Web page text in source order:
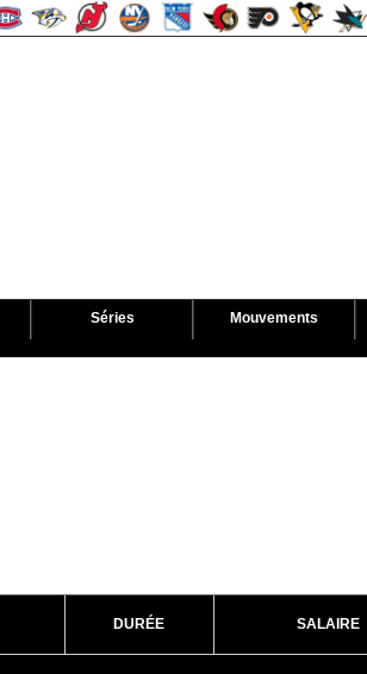
Séries Mouvements
DURÉE SALAIRE